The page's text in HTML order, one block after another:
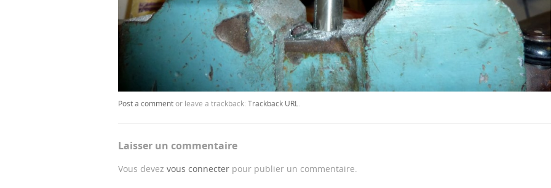
Post a commentor leave a trackback: Trackback URL.
Laisser un commentaire
Vous devez vous connecter pour publier un commentaire.